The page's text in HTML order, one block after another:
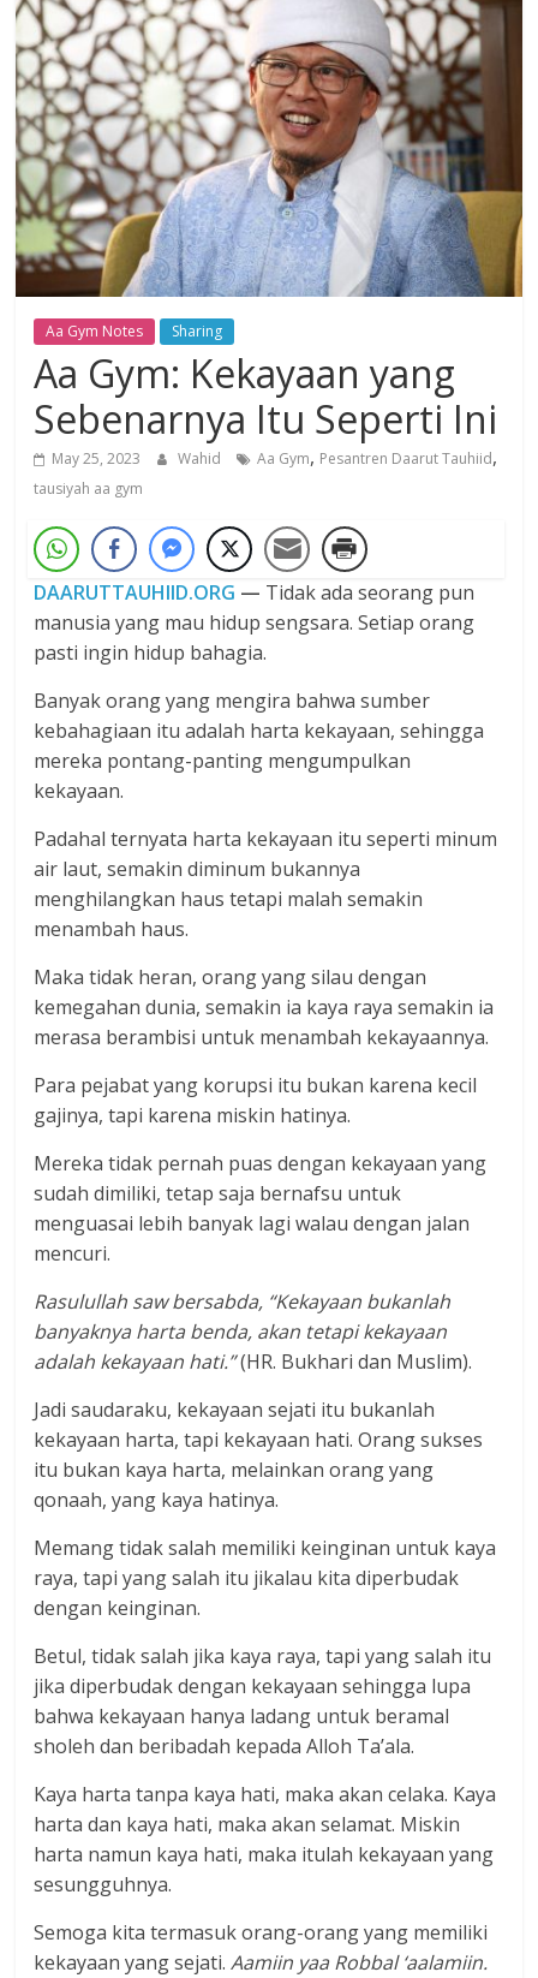
Dzikir,
Fikir,
Ikhtiar
Aa Gym Notes Sharing
Aa Gym: Kekayaan yang
Sebenarnya Itu Seperti Ini
May 25, 2023 Wahid Aa Gym, Pesantren Daarut Tauhiid,
tausiyah aa gym
DAARUTTAUHIID.ORG — Tidak ada seorang pun
manusia yang mau hidup sengsara. Setiap orang
pasti ingin hidup bahagia.
Banyak orang yang mengira bahwa sumber
kebahagiaan itu adalah harta kekayaan, sehingga
mereka pontang-panting mengumpulkan
kekayaan.
Padahal ternyata harta kekayaan itu seperti minum
air laut, semakin diminum bukannya
menghilangkan haus tetapi malah semakin
menambah haus.
Maka tidak heran, orang yang silau dengan
kemegahan dunia, semakin ia kaya raya semakin ia
merasa berambisi untuk menambah kekayaannya.
Para pejabat yang korupsi itu bukan karena kecil
gajinya, tapi karena miskin hatinya.
Mereka tidak pernah puas dengan kekayaan yang
sudah dimiliki, tetap saja bernafsu untuk
menguasai lebih banyak lagi walau dengan jalan
mencuri.
Rasulullah saw bersabda, “Kekayaan bukanlah
banyaknya harta benda, akan tetapi kekayaan
adalah kekayaan hati.”(HR. Bukhari dan Muslim).
Jadi saudaraku, kekayaan sejati itu bukanlah
kekayaan harta, tapi kekayaan hati. Orang sukses
itu bukan kaya harta, melainkan orang yang
qonaah, yang kaya hatinya.
Memang tidak salah memiliki keinginan untuk kaya
raya, tapi yang salah itu jikalau kita diperbudak
dengan keinginan.
Betul, tidak salah jika kaya raya, tapi yang salah itu
jika diperbudak dengan kekayaan sehingga lupa
bahwa kekayaan hanya ladang untuk beramal
sholeh dan beribadah kepada Alloh Ta’ala.
Kaya harta tanpa kaya hati, maka akan celaka. Kaya
harta dan kaya hati, maka akan selamat. Miskin
harta namun kaya hati, maka itulah kekayaan yang
sesungguhnya.
Semoga kita termasuk orang-orang yang memiliki
kekayaan yang sejati.Aamiin yaa Robbal ‘aalamiin.